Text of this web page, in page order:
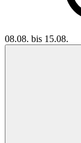
08.08. bis 15.08.